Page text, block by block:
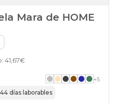
Mara de HOME
41,67€
+5
días laborables